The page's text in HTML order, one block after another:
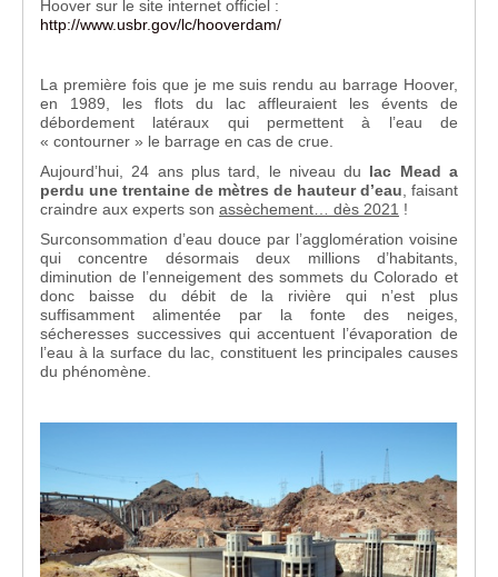
Hoover sur le site internet officiel :
http://www.usbr.gov/lc/hooverdam/
La première fois que je me suis rendu au barrage Hoover,
en 1989, les flots du lac affleuraient les évents de
débordement latéraux qui permettent à l’eau de
« contourner » le barrage en cas de crue.
Aujourd’hui, 24 ans plus tard, le niveau du lac Mead a
perdu une trentaine de mètres de hauteur d’eau, faisant
craindre aux experts son assèchement… dès 2021 !
Surconsommation d’eau douce par l’agglomération voisine
qui concentre désormais deux millions d’habitants,
diminution de l’enneigement des sommets du Colorado et
donc baisse du débit de la rivière qui n’est plus
suffisamment alimentée par la fonte des neiges,
sécheresses successives qui accentuent l’évaporation de
l’eau à la surface du lac, constituent les principales causes
du phénomène.